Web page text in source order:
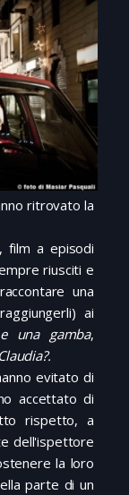
ritrovato la
, film a episodi
riusciti e
una
ai
una gamba,
evitato di
accettato di
rispetto, a
dell'ispettore
la loro
parte di un